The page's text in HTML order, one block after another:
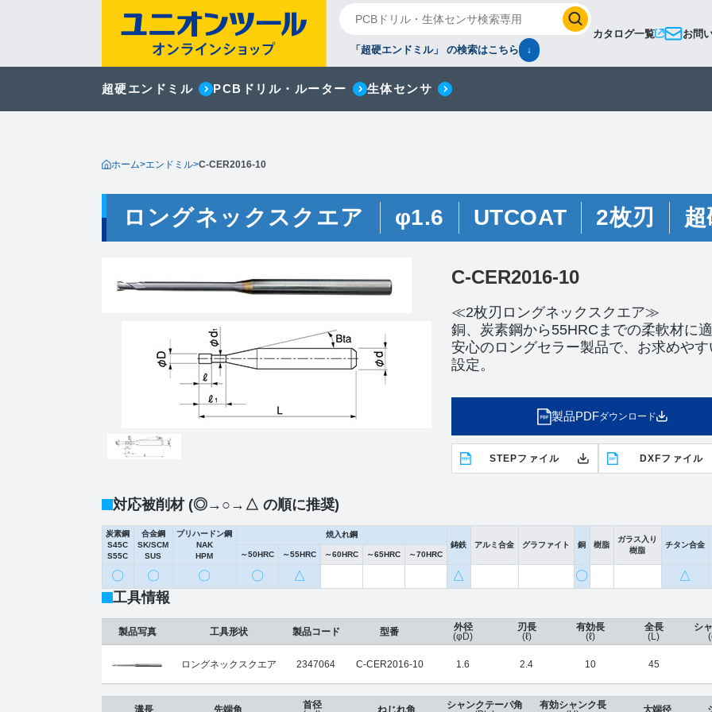
カタログ一覧
お問
「超硬エンドミル」 の検索はこちら
↓
超硬エンドミル PCBドリル・ルーター 生体センサ
ホーム>エンドミル>C-CER2016-10
ロングネックスクエア φ1.6 UTCOAT 2枚刃
C-CER2016-10
≪2枚刃ロングネックスクエア≫
銅、炭素鋼から55HRCまでの柔軟材に
安心のロングセラー製品で、お求めやす
設定。
製品PDFダウンロード
STEPファイル DXFファイル
対応被削材 (◎→○→△ の順に推奨)
炭素鋼
S45C
S55C
合金鋼
SK/SCM
SUS
プリハードン鋼
NAK
HPM
焼入れ鋼
鋳鉄
アルミ合金 グラファイト 銅 樹脂
ガラス入り
樹脂
チタン合金
～50HRC
～55HRC ～60HRC ～65HRC ～70HRC
〇 〇 〇 〇 △ △ 〇 △
工具情報
製品写真 工具形状
ロングネックスクエア
製品コード
2347064
型番
C-CER2016-10
外径
(φD)
1.6
刃長
(ℓ)
2.4
有効長
(ℓ)
10
全長
(L)
45
シ
溝長 先端角
首径
ねじれ角
シャンクテーパ角
有効シャンク長
大端径